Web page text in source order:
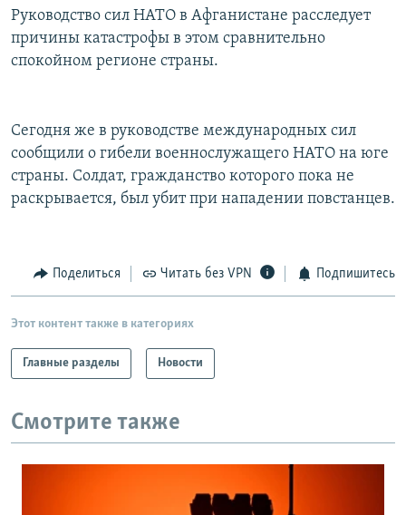
ПОДПИШИТЕСЬ НА РАССЫЛКУ
Все сайты РСЕ/РС
Руководство сил НАТО в Афганистане расследует
причины катастрофы в этом сравнительно
спокойном регионе страны.
Сегодня же в руководстве международных сил
сообщили о гибели военнослужащего НАТО на юге
страны. Солдат, гражданство которого пока не
раскрывается, был убит при нападении повстанцев.
Поделиться Читать без VPN Подпишитесь
Этот контент также в категориях
Главные разделы Новости
Смотрите также